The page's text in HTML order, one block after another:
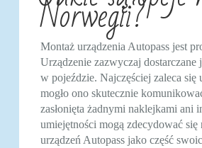
Norwegii?
Montaż urządzenia Autopass jest
Urządzenie zazwyczaj
w pojeździe. Najczęściej zaleca
mogło ono skutecznie
zasłonięta żadnymi naklejkami ani
umiejętności mogą zdecydować
urządzeń Autopass jako część